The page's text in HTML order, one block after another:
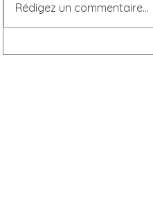
Rédigez un commentaire...